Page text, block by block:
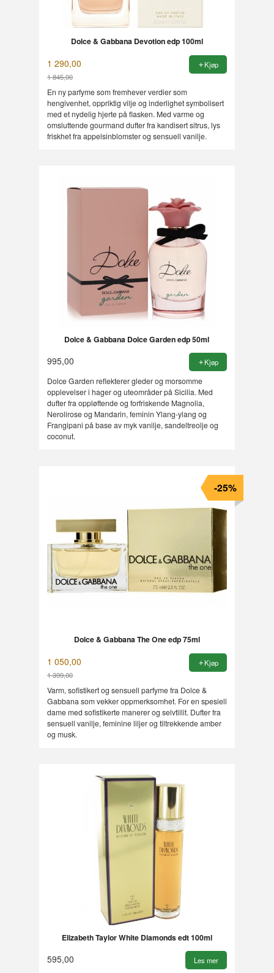
Dolce & Gabbana Devotion edp 100ml
1 290,00
1 845,00
Rabatt
Kjøp
En ny parfyme som fremhever verdier som
hengivenhet, oppriktig vilje og inderlighet symbolisert
med et nydelig hjerte på flasken. Med varme og
omsluttende gourmand dufter fra kandisert sitrus, lys
friskhet fra appelsinblomster og sensuell vanilje.
Dolce & Gabbana Dolce Garden edp 50ml
995,00 Kjøp
Dolce Garden reflekterer gleder og morsomme
opplevelser i hager og uteområder på Sicilia. Med
dufter fra oppløftende og forfriskende Magnolia,
Nerolirose og Mandarin, feminin Ylang-ylang og
Frangipani på base av myk vanilje, sandeltreolje og
coconut.
Dolce & Gabbana The One edp 75ml
1 050,00
1 399,00
Rabatt
-25%
Kjøp
Varm, sofistikert og sensuell parfyme fra Dolce &
Gabbana som vekker oppmerksomhet. For en spesiell
dame med sofistikerte manerer og selvtillit. Dufter fra
sensuell vanilje, feminine liljer og tiltrekkende amber
og musk.
Elizabeth Taylor White Diamonds edt 100ml
595,00 Les mer